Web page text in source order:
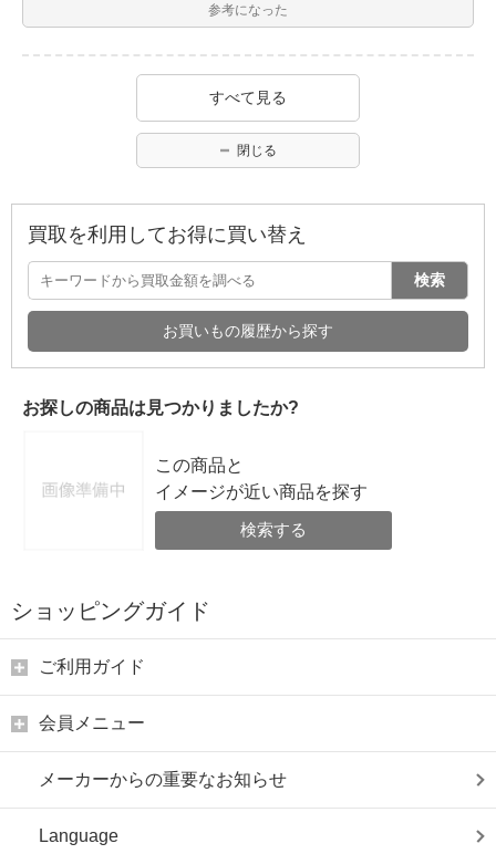
参考になった
すべて見る
閉じる
買取を利用してお得に買い替え
検索
お買いもの履歴から探す
お探しの商品は見つかりましたか?
この商品と
イメージが近い商品を探す
検索する
ショッピングガイド
ご利用ガイド
会員メニュー
メーカーからの重要なお知らせ
Language